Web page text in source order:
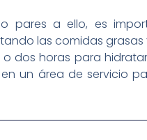
pares a ello, es
las comidas grasas
dos horas para
un área de servicio